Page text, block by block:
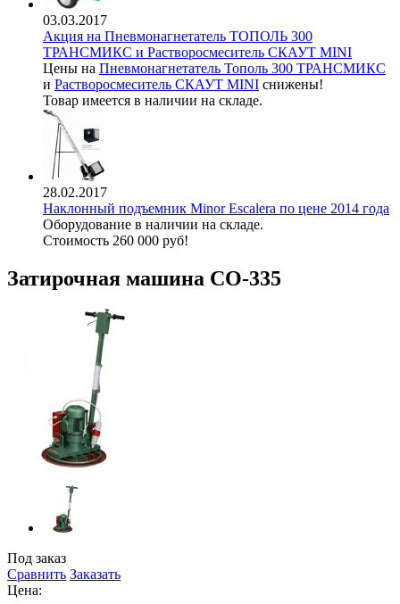
03.03.2017
Акция на Пневмонагнетатель ТОПОЛЬ 300
ТРАНСМИКС и Растворосмеситель СКАУТ MINI
Цены на Пневмонагнетатель Тополь 300 ТРАНСМИКС
и Растворосмеситель СКАУТ MINI снижены!
Товар имеется в наличии на складе.
28.02.2017
Наклонный подъемник Minor Escalera по цене 2014 года
Оборудование в наличии на складе.
Стоимость 260 000 руб!
Затирочная машина СО-335
Под заказ
Сравнить Заказать
Цена: